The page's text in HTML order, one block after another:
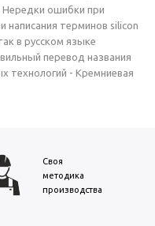
Нередки ошибки при
написания терминов silicon
в русском языке
перевод названия
технологий - Кремниевая
Своя
методика
производства